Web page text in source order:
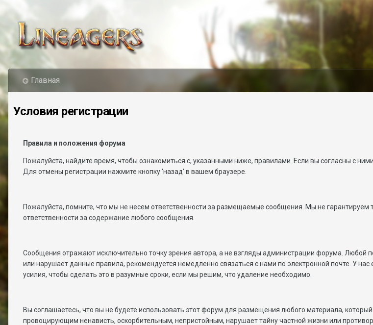
Главная
Условия регистрации
Правила и положения форума
Пожалуйста, найдите время, чтобы ознакомиться с, указанными ниже, правилами. Если вы согласны с
Для отмены регистрации нажмите кнопку 'назад' в вашем браузере.
Пожалуйста, помните, что мы не несем ответственности за размещаемые сообщения. Мы не
ответственности за содержание любого сообщения.
Сообщения отражают исключительно точку зрения автора, а не взгляды администрации форума. Любой
или нарушает данные правила, рекомендуется немедленно связаться с нами по электронной почте. У
усилия, чтобы сделать это в разумные сроки, если мы решим, что удаление необходимо.
Вы соглашаетесь, что вы не будете использовать этот форум для размещения любого материала,
провоцирующим ненависть, оскорбительным, непристойным, нарушает тайну частной жизни или